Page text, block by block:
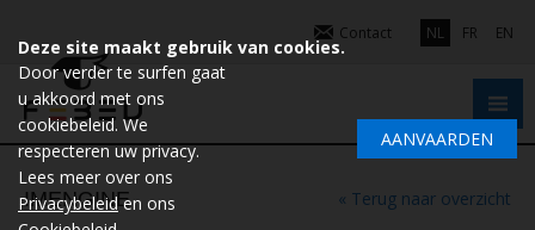
Contact NL FR EN
« Terug naar overzicht
IMENGINE
Deze site maakt gebruik van cookies.
Door verder te surfen gaat
u akkoord met ons
cookiebeleid. We
respecteren uw privacy.
Lees meer over ons
Privacybeleiden ons
AANVAARDEN